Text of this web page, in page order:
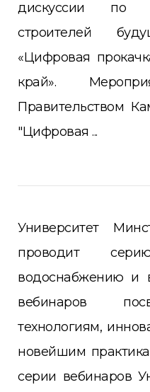
дискуссии по
строителей
«Цифровая
край».
Правительством
"Цифровая ...
Университет
проводит
водоснабжению и
вебинаров
технологиям,
новейшим
серии вебинаров